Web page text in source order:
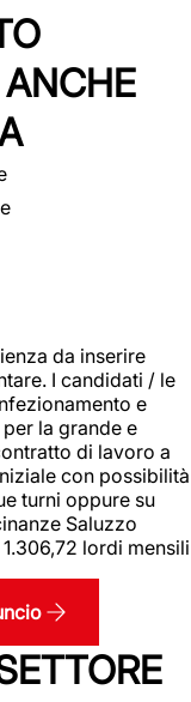
da inserire
I candidati / le
e
la grande e
di lavoro a
con possibilità
turni oppure su
Saluzzo
lordi mensili